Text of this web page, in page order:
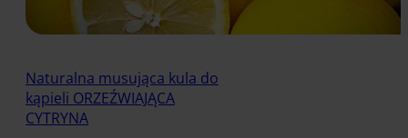
Naturalna musująca kula do
kąpieli ORZEŹWIAJĄCA
CYTRYNA